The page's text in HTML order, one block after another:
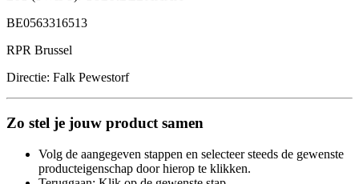
BE0563316513
RPR Brussel
Directie: Falk Pewestorf
Zo stel je jouw product samen
Volg de aangegeven stappen en selecteer steeds de gewenste
producteigenschap door hierop te klikken.